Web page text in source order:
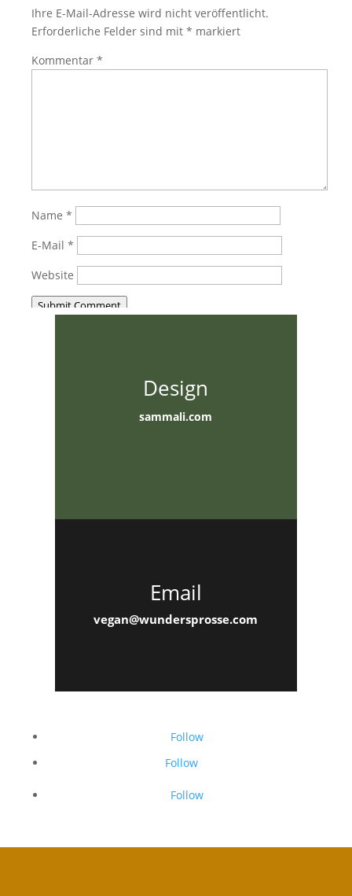
Ihre E-Mail-Adresse wird nicht veröffentlicht.
Erforderliche Felder sind mit* markiert
Kommentar*
Name*
E-Mail*
Website
Submit Comment
Design
sammali.com
Email
vegan@wundersprosse.com
Follow
Follow
Follow